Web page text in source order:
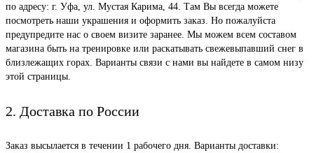
по адресу: г. Уфа, ул. Мустая Карима, 44. Там Вы всегда можете
посмотреть наши украшения и оформить заказ. Но пожалуйста
предупредите нас о своем визите заранее. Мы можем всем составом
магазина быть на тренировке или раскатывать свежевыпавший снег в
близлежащих горах. Варианты связи с нами вы найдете в самом низу
этой страницы.
2. Доставка по России
Заказ высылается в течении 1 рабочего дня. Варианты доставки: